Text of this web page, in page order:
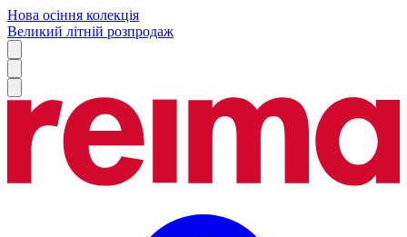
Нова осіння колекція
Великий літній розпродаж